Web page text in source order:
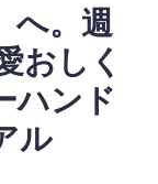
へ。週
おしく
ハンド
ル